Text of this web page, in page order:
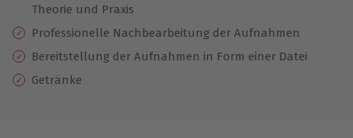
Theorie und Praxis
Professionelle Nachbearbeitung der Aufnahmen
Bereitstellung der Aufnahmen in Form einer Datei
Getränke